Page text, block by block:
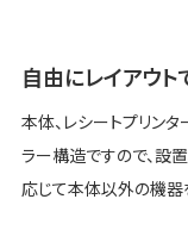
自由にレイアウ
本体、レシートプリン
ラー構造ですので、設
応じて本体以外の機器